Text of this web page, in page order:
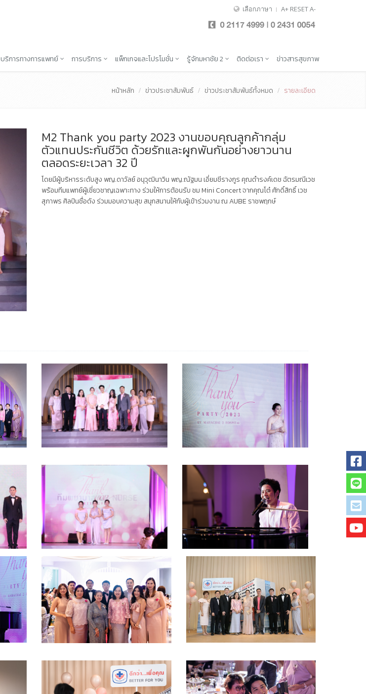
เลือกภาษา A+ RESETA-
บริการทางการแพทย์ การบริการ แพ็กเกจและโปรโมชั่น รู้จักมหาชัย 2 ติดต่อเรา ข่าวสารสุขภาพ
หน้าหลัก ข่าวประชาสัมพันธ์ ข่าวประชาสัมพันธ์ทั้งหมด รายละเอียด
M2 Thank you party 2023 งานขอบคุณลูกค้ากลุ่ม
ตัวแทนประกันชีวิต ด้วยรักและผูกพันกันอย่างยาวนาน
ตลอดระยะเวลา 32 ปี
โดยมีผู้บริหารระดับสูง พญ.ดาวัลย์ อนุวุฒินาวิน พญ.ณัฐมน เอี่ยมชีรางกูร คุณดำรงค์เดช ฉัตรมณีเวช
พร้อมทีมแพทย์ผู้เชี่ยวชาญเฉพาะทาง ร่วมให้การต้อนรับ ชม Mini Concert จากคุณโต๋ ศักดิ์สิทธิ์ เวช
สุภาพร ศิลปินชื่อดัง ร่วมมอบความสุข สนุกสนานให้กับผู้เข้าร่วมงาน ณ AUBE ราชพฤกษ์